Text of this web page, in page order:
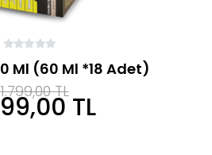
Ml (60 Ml *18 Adet)
1.799,00 TLTL